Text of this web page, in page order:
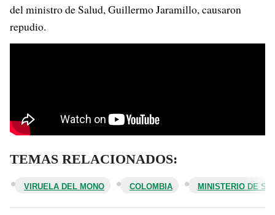
del ministro de Salud, Guillermo Jaramillo, causaron
repudio.
TEMAS RELACIONADOS:
VIRUELA DEL MONO COLOMBIA MINISTERIO DE